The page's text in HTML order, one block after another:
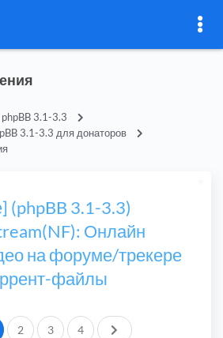
3.1-3.3
3.1-3.3 для донаторов
(phpBB 3.1-3.3)
Онлайн
на форуме/трекере
файлы
2 3 4 След.